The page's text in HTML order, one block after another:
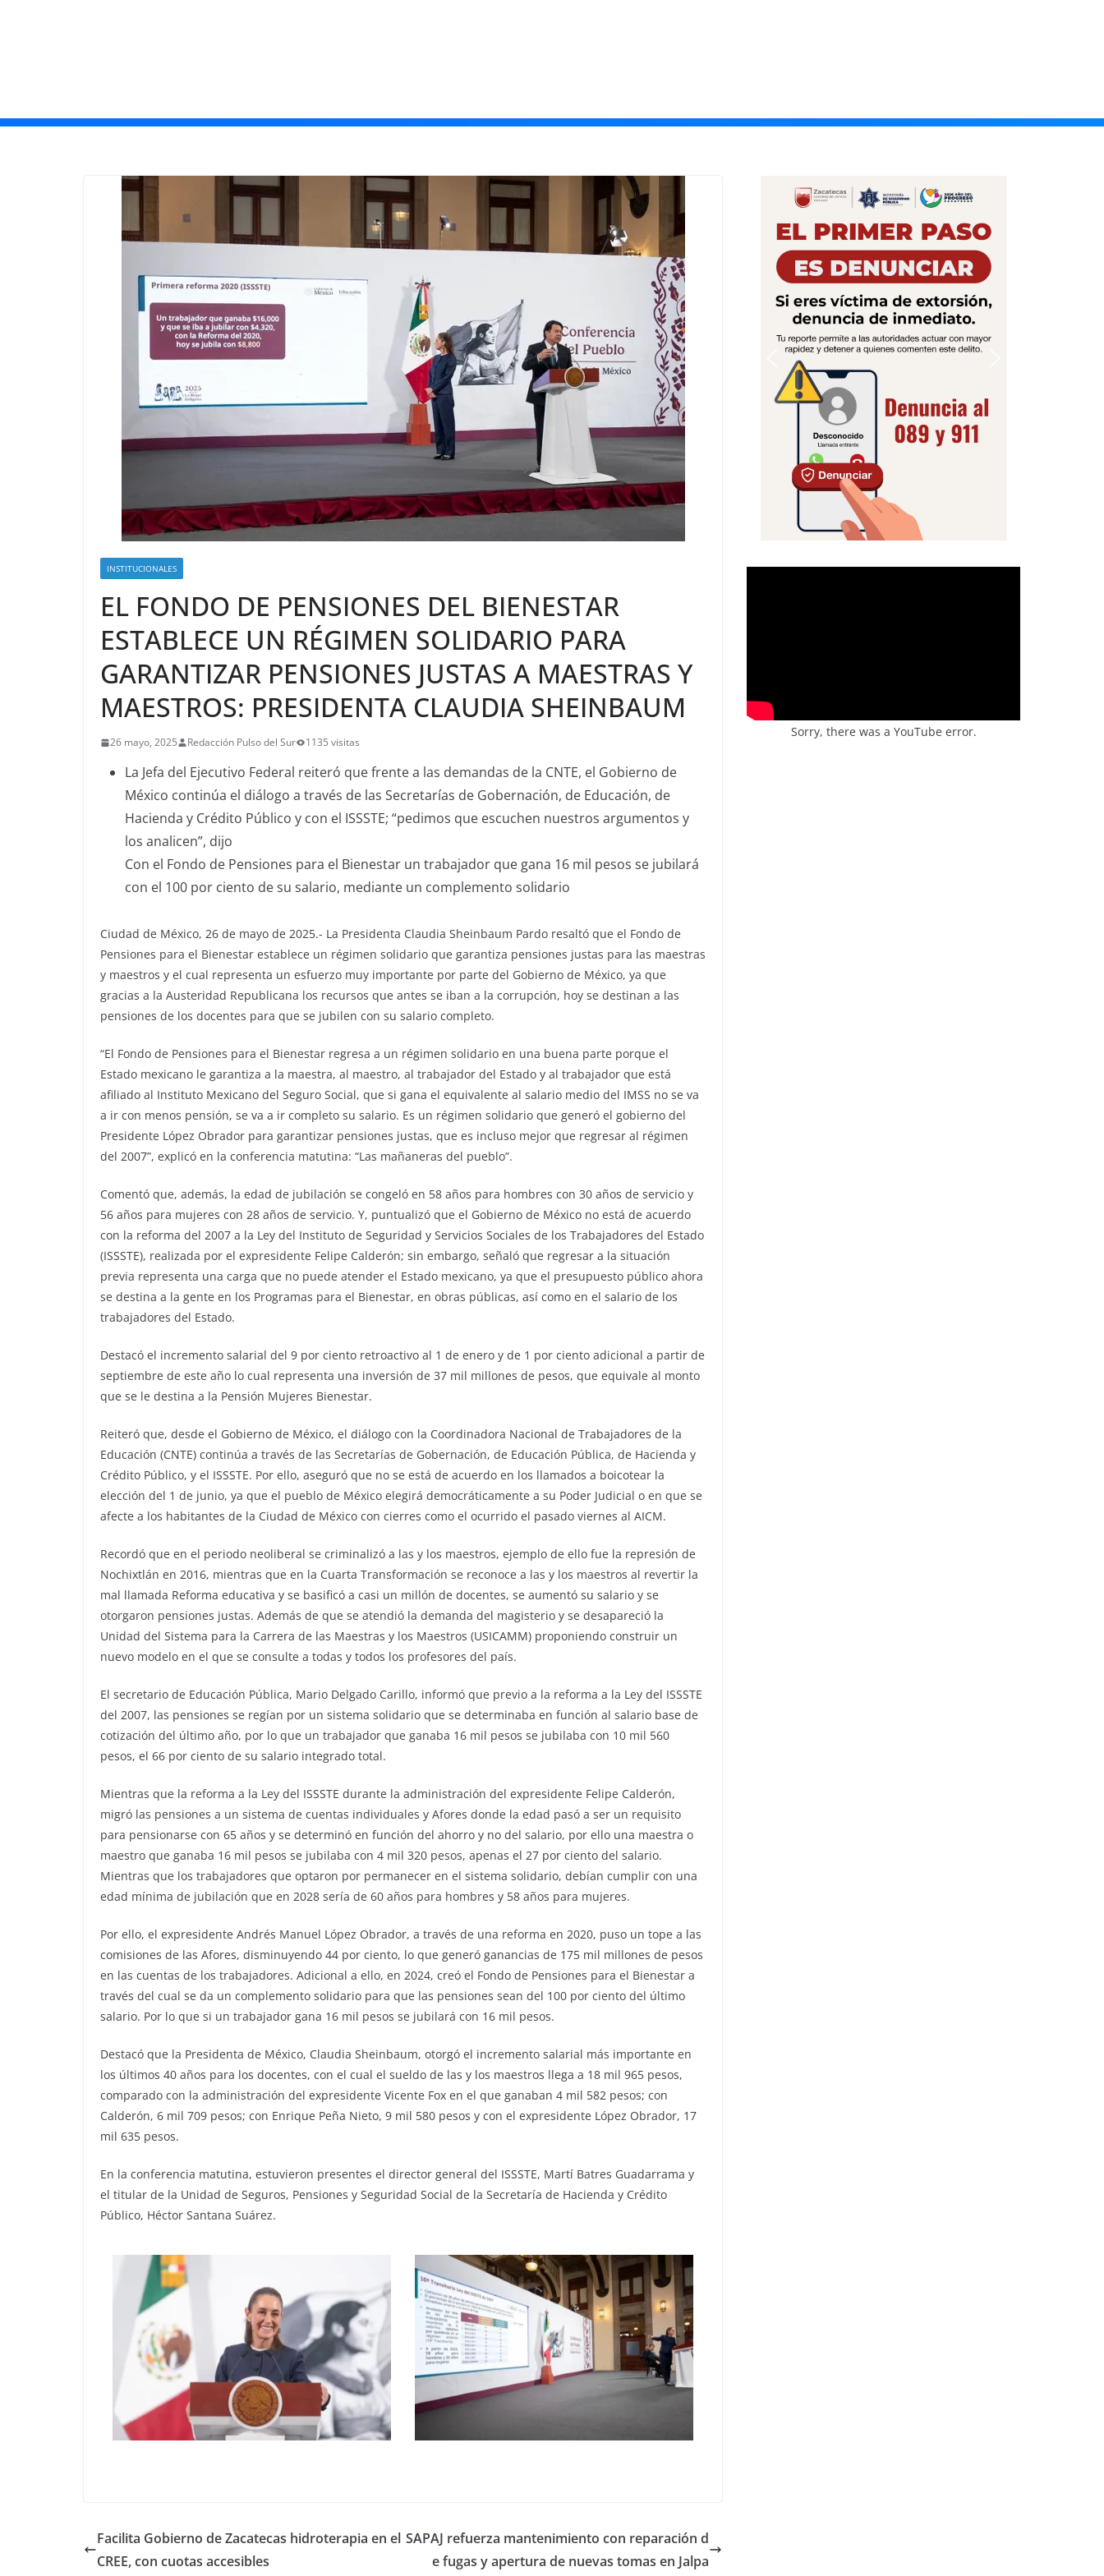
INSTITUCIONALES
EL FONDO DE PENSIONES DEL BIENESTAR
ESTABLECE UN RÉGIMEN SOLIDARIO PARA
GARANTIZAR PENSIONES JUSTAS A MAESTRAS Y
MAESTROS: PRESIDENTA CLAUDIA SHEINBAUM
26 mayo, 2025 Redacción Pulso del Sur 1135 visitas
La Jefa del Ejecutivo Federal reiteró que frente a las demandas de la CNTE, el Gobierno de
México continúa el diálogo a través de las Secretarías de Gobernación, de Educación, de
Hacienda y Crédito Público y con el ISSSTE; “pedimos que escuchen nuestros argumentos y
los analicen”, dijo
Con el Fondo de Pensiones para el Bienestar un trabajador que gana 16 mil pesos se jubilará
con el 100 por ciento de su salario, mediante un complemento solidario
Ciudad de México, 26 de mayo de 2025.- La Presidenta Claudia Sheinbaum Pardo resaltó que el Fondo de
Pensiones para el Bienestar establece un régimen solidario que garantiza pensiones justas para las maestras
y maestros y el cual representa un esfuerzo muy importante por parte del Gobierno de México, ya que
gracias a la Austeridad Republicana los recursos que antes se iban a la corrupción, hoy se destinan a las
pensiones de los docentes para que se jubilen con su salario completo.
“El Fondo de Pensiones para el Bienestar regresa a un régimen solidario en una buena parte porque el
Estado mexicano le garantiza a la maestra, al maestro, al trabajador del Estado y al trabajador que está
afiliado al Instituto Mexicano del Seguro Social, que si gana el equivalente al salario medio del IMSS no se va
a ir con menos pensión, se va a ir completo su salario. Es un régimen solidario que generó el gobierno del
Presidente López Obrador para garantizar pensiones justas, que es incluso mejor que regresar al régimen
del 2007”, explicó en la conferencia matutina: “Las mañaneras del pueblo”.
Comentó que, además, la edad de jubilación se congeló en 58 años para hombres con 30 años de servicio y
56 años para mujeres con 28 años de servicio. Y, puntualizó que el Gobierno de México no está de acuerdo
con la reforma del 2007 a la Ley del Instituto de Seguridad y Servicios Sociales de los Trabajadores del Estado
(ISSSTE), realizada por el expresidente Felipe Calderón; sin embargo, señaló que regresar a la situación
previa representa una carga que no puede atender el Estado mexicano, ya que el presupuesto público ahora
se destina a la gente en los Programas para el Bienestar, en obras públicas, así como en el salario de los
trabajadores del Estado.
Destacó el incremento salarial del 9 por ciento retroactivo al 1 de enero y de 1 por ciento adicional a partir de
septiembre de este año lo cual representa una inversión de 37 mil millones de pesos, que equivale al monto
que se le destina a la Pensión Mujeres Bienestar.
Reiteró que, desde el Gobierno de México, el diálogo con la Coordinadora Nacional de Trabajadores de la
Educación (CNTE) continúa a través de las Secretarías de Gobernación, de Educación Pública, de Hacienda y
Crédito Público, y el ISSSTE. Por ello, aseguró que no se está de acuerdo en los llamados a boicotear la
elección del 1 de junio, ya que el pueblo de México elegirá democráticamente a su Poder Judicial o en que se
afecte a los habitantes de la Ciudad de México con cierres como el ocurrido el pasado viernes al AICM.
Recordó que en el periodo neoliberal se criminalizó a las y los maestros, ejemplo de ello fue la represión de
Nochixtlán en 2016, mientras que en la Cuarta Transformación se reconoce a las y los maestros al revertir la
mal llamada Reforma educativa y se basificó a casi un millón de docentes, se aumentó su salario y se
otorgaron pensiones justas. Además de que se atendió la demanda del magisterio y se desapareció la
Unidad del Sistema para la Carrera de las Maestras y los Maestros (USICAMM) proponiendo construir un
nuevo modelo en el que se consulte a todas y todos los profesores del país.
El secretario de Educación Pública, Mario Delgado Carillo, informó que previo a la reforma a la Ley del ISSSTE
del 2007, las pensiones se regían por un sistema solidario que se determinaba en función al salario base de
cotización del último año, por lo que un trabajador que ganaba 16 mil pesos se jubilaba con 10 mil 560
pesos, el 66 por ciento de su salario integrado total.
Mientras que la reforma a la Ley del ISSSTE durante la administración del expresidente Felipe Calderón,
migró las pensiones a un sistema de cuentas individuales y Afores donde la edad pasó a ser un requisito
para pensionarse con 65 años y se determinó en función del ahorro y no del salario, por ello una maestra o
maestro que ganaba 16 mil pesos se jubilaba con 4 mil 320 pesos, apenas el 27 por ciento del salario.
Mientras que los trabajadores que optaron por permanecer en el sistema solidario, debían cumplir con una
edad mínima de jubilación que en 2028 sería de 60 años para hombres y 58 años para mujeres.
Por ello, el expresidente Andrés Manuel López Obrador, a través de una reforma en 2020, puso un tope a las
comisiones de las Afores, disminuyendo 44 por ciento, lo que generó ganancias de 175 mil millones de pesos
en las cuentas de los trabajadores. Adicional a ello, en 2024, creó el Fondo de Pensiones para el Bienestar a
través del cual se da un complemento solidario para que las pensiones sean del 100 por ciento del último
salario. Por lo que si un trabajador gana 16 mil pesos se jubilará con 16 mil pesos.
Destacó que la Presidenta de México, Claudia Sheinbaum, otorgó el incremento salarial más importante en
los últimos 40 años para los docentes, con el cual el sueldo de las y los maestros llega a 18 mil 965 pesos,
comparado con la administración del expresidente Vicente Fox en el que ganaban 4 mil 582 pesos; con
Calderón, 6 mil 709 pesos; con Enrique Peña Nieto, 9 mil 580 pesos y con el expresidente López Obrador, 17
mil 635 pesos.
En la conferencia matutina, estuvieron presentes el director general del ISSSTE, Martí Batres Guadarrama y
el titular de la Unidad de Seguros, Pensiones y Seguridad Social de la Secretaría de Hacienda y Crédito
Público, Héctor Santana Suárez.
Facilita Gobierno de Zacatecas hidroterapia en el
CREE, con cuotas accesibles
SAPAJ refuerza mantenimiento con reparación d
e fugas y apertura de nuevas tomas en Jalpa
Sorry, there was a YouTube error.